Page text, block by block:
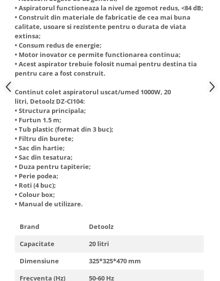
Truse de scule
Truse de lipit PPR
Ventuze cu brate pentru transport
Vibratoare beton
Masini de spalat rufe cu uscator
Uscatoare de rufe
Masini de facut paine
Pachete electrocasnice
incorporabile
Seturi oale
SANDWICH MAKER
Storcatoare de fructe
Televizoare
• Aspiratorul functioneaza la nivel de zgomot redus, <84 dB;
• Construit din materiale de fabricatie de cea mai buna
calitate, usoare si rezistente pentru o durata de viata
extinsa;
• Consum redus de energie;
• Motor inovator ce permite functionarea continua;
• Acest aspirator trebuie folosit numai pentru destina tia
pentru care a fost construit.
Continut colet aspiratorul uscat/umed 1000W, 20
litri, Detoolz DZ-CI104:
• Structura principala;
• Furtun 1.5 m;
• Tub plastic (format din 3 buc);
• Filtru din burete;
• Sac din hartie;
• Sac din tesatura;
• Duza pentru tapiterie;
• Perie podea;
• Roti (4 buc);
• Colour box;
• Manual de utilizare.
Brand
Detoolz
Capacitate
20 litri
Dimensiune
325*325*470 mm
Frecventa (Hz)
50-60 Hz